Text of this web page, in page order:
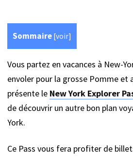
Sommaire [voir]
Vous partez en vacances à New-
envoler pour la grosse Pomme et
présente le New York Explorer
de découvrir un autre bon plan
York.
Ce Pass vous fera profiter de